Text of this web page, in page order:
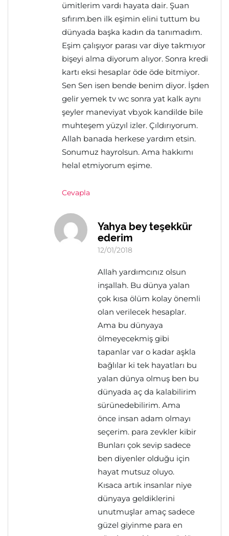
ümitlerim vardı hayata dair. Şuan
sıfırım.ben ilk eşimin elini tuttum bu
dünyada başka kadın da tanımadım.
Eşim çalışıyor parası var diye takmıyor
bişeyi alma diyorum alıyor. Sonra kredi
kartı eksi hesaplar öde öde bitmiyor.
Sen Sen isen bende benim diyor. İşden
gelir yemek tv wc sonra yat kalk aynı
şeyler maneviyat vb.yok kandilde bile
muhteşem yüzyıl izler. Çıldırıyorum.
Allah banada herkese yardım etsin.
Sonumuz hayrolsun. Ama hakkımı
helal etmiyorum eşime.
Cevapla
Yahya bey teşekkür
ederim
12/01/2018
Allah yardımcınız olsun
inşallah. Bu dünya yalan
çok kısa ölüm kolay önemli
olan verilecek hesaplar.
Ama bu dünyaya
ölmeyecekmiş gibi
tapanlar var o kadar aşkla
bağlılar ki tek hayatları bu
yalan dünya olmuş ben bu
dünyada aç da kalabilirim
sürünedebilirim. Ama
önce insan adam olmayı
seçerim. para zevkler kibir
Bunları çok sevip sadece
ben diyenler olduğu için
hayat mutsuz oluyo.
Kısaca artık insanlar niye
dünyaya geldiklerini
unutmuşlar amaç sadece
güzel giyinme para en